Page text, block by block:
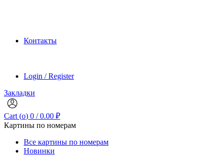
Контакты
Login / Register
Закладки
Cart (o) 0 / 0.00 ₽
Картины по номерам
Все картины по номерам
Новинки